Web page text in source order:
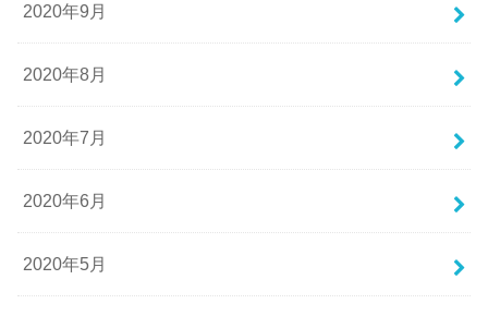
2020年9月
2020年8月
2020年7月
2020年6月
2020年5月